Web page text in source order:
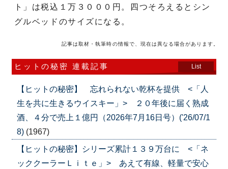
ト」は税込１万３０００円。四つそろえるとシン
グルベッドのサイズになる。
記事は取材・執筆時の情報で、現在は異なる場合があります。
ヒットの秘密 連載記事 List
【ヒットの秘密】 忘れられない乾杯を提供 <「人
生を共に生きるウイスキー」> ２０年後に届く熟成
酒、４分で売上１億円（2026年7月16日号）('26/07/1
8) (1967)
【ヒットの秘密】シリーズ累計１３９万台に <「ネ
ッククーラーＬｉｔｅ」> あえて有線、軽量で安心